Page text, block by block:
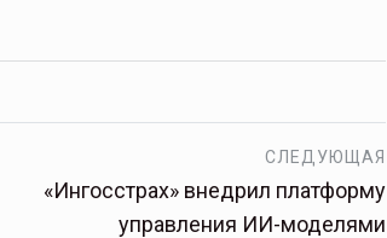
СЛЕДУЮЩАЯ
«Ингосстрах» внедрил платформу
управления ИИ-моделями